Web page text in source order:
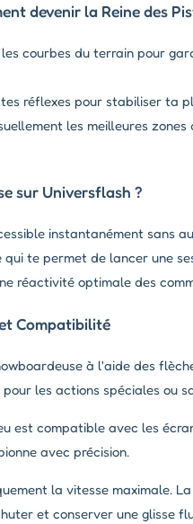
devenir la Reine des
courbes du terrain pour
réflexes pour stabiliser ta
les meilleures
sur Universflash ?
instantanément sans
te permet de lancer une
réactivité optimale des
Compatibilité
à l'aide des
les actions spéciales ou
est compatible avec les
avec précision.
la vitesse maximale.
et conserver une glisse